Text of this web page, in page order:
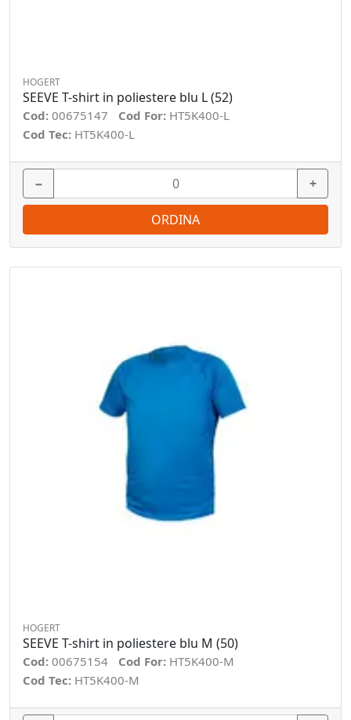
HOGERT
SEEVE T-shirt in poliestere blu L (52)
Cod: 00675147 Cod For: HT5K400-L
Cod Tec: HT5K400-L
− +
ORDINA
HOGERT
SEEVE T-shirt in poliestere blu M (50)
Cod: 00675154 Cod For: HT5K400-M
Cod Tec: HT5K400-M